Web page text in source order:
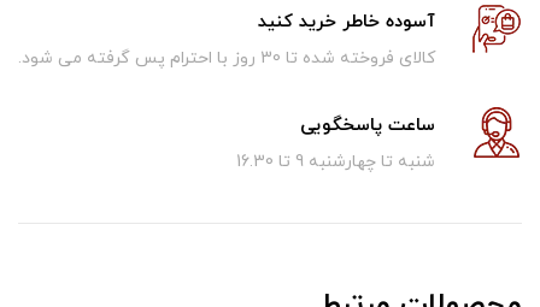
آسوده خاطر خرید کنید
کالای فروخته شده تا 30 روز با احترام پس گرفته می شود.
ساعت پاسخگویی
شنبه تا چهارشنبه 9 تا 16.30